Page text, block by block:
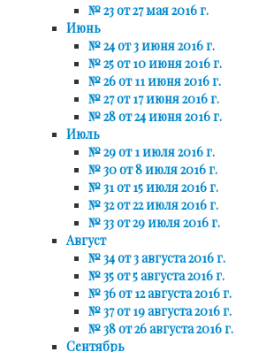
№ 23 от 27 мая 2016 г.
Июнь
№ 24 от 3 июня 2016 г.
№ 25 от 10 июня 2016 г.
№ 26 от 11 июня 2016 г.
№ 27 от 17 июня 2016 г.
№ 28 от 24 июня 2016 г.
Июль
№ 29 от 1 июля 2016 г.
№ 30 от 8 июля 2016 г.
№ 31 от 15 июля 2016 г.
№ 32 от 22 июля 2016 г.
№ 33 от 29 июля 2016 г.
Август
№ 34 от 3 августа 2016 г.
№ 35 от 5 августа 2016 г.
№ 36 от 12 августа 2016 г.
№ 37 от 19 августа 2016 г.
№ 38 от 26 августа 2016 г.
Сентябрь